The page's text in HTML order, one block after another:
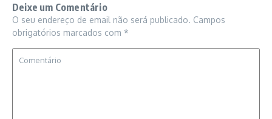
Deixe um Comentário
O seu endereço de email não será publicado. Campos
obrigatórios marcados com *